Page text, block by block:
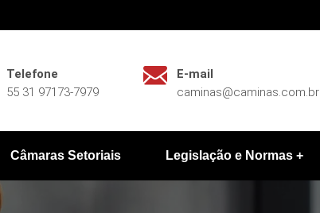
Telefone
55 31 97173-7979
E-mail
caminas@caminas.com.br
Câmaras Setoriais Legislação e Normas